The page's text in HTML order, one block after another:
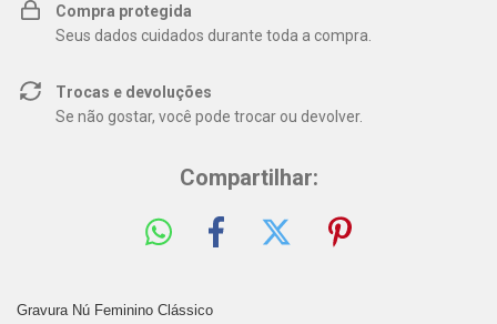
Compra protegida
Seus dados cuidados durante toda a compra.
Trocas e devoluções
Se não gostar, você pode trocar ou devolver.
Compartilhar:
Gravura Nú Feminino Clássico